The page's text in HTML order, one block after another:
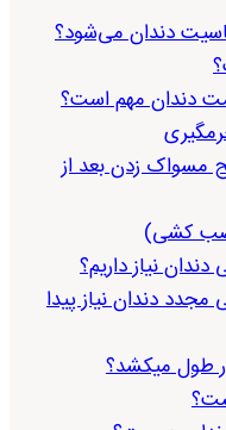
دندان می‌شود؟
دندان مهم است؟
مسواک زدن بعد از
عصب کشی)
نیاز داریم؟
دندان نیاز پیدا
طول میکشد؟